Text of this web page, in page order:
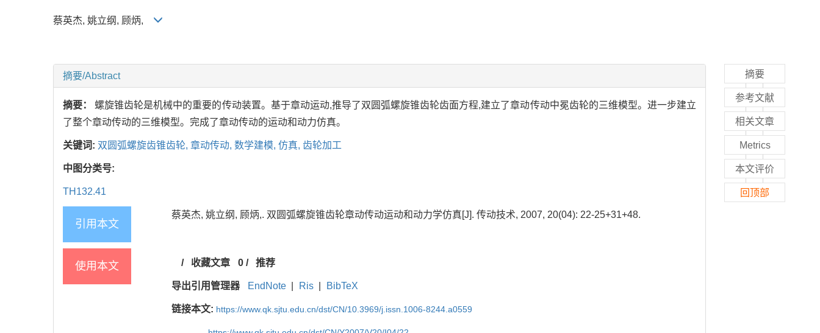
蔡英杰, 姚立纲, 顾炳,
摘要/Abstract
摘要： 螺旋锥齿轮是机械中的重要的传动装置。基于章动运动,推导了双圆弧螺旋锥齿轮齿面方程,建立了章动传动中冕齿轮的三维模型。进一步建立
了整个章动传动的三维模型。完成了章动传动的运动和动力仿真。
关键词: 双圆弧螺旋齿锥齿轮, 章动传动, 数学建模, 仿真, 齿轮加工
中图分类号:
TH132.41
引用本文
蔡英杰, 姚立纲, 顾炳,. 双圆弧螺旋锥齿轮章动传动运动和动力学仿真[J]. 传动技术, 2007, 20(04): 22-25+31+48.
使用本文 / 收藏文章 0/ 推荐
导出引用管理器 EndNote Ris BibTeX
链接本文: https://www.qk.sjtu.edu.cn/dst/CN/10.3969/j.issn.1006-8244.a0559
摘要
参考文献
相关文章
Metrics
本文评价
回顶部